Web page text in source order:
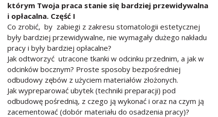
którym Twoja praca stanie się bardziej przewidywalna
i opłacalna. Część I
Co zrobić, by zabiegi z zakresu stomatologii estetycznej
były bardziej przewidywalne, nie wymagały dużego nakładu
pracy i były bardziej opłacalne?
Jak odtworzyć utracone tkanki w odcinku przednim, a jak w
odcinków bocznym? Proste sposoby bezpośredniej
odbudowy zębów z użyciem materiałów złożonych.
Jak wypreparować ubytek (techniki preparacji) pod
odbudowę pośrednią, z czego ją wykonać i oraz na czym ją
zacementować (dobór materiału do osadzenia pracy)?